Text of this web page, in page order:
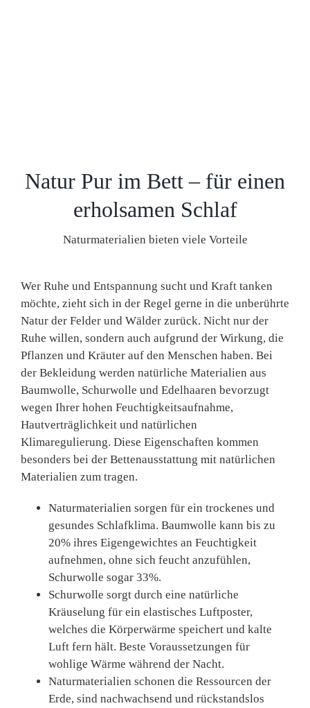
Natur Pur im Bett – für einen
erholsamen Schlaf
Naturmaterialien bieten viele Vorteile
Wer Ruhe und Entspannung sucht und Kraft tanken
möchte, zieht sich in der Regel gerne in die unberührte
Natur der Felder und Wälder zurück. Nicht nur der
Ruhe willen, sondern auch aufgrund der Wirkung, die
Pflanzen und Kräuter auf den Menschen haben. Bei
der Bekleidung werden natürliche Materialien aus
Baumwolle, Schurwolle und Edelhaaren bevorzugt
wegen Ihrer hohen Feuchtigkeitsaufnahme,
Hautverträglichkeit und natürlichen
Klimaregulierung. Diese Eigenschaften kommen
besonders bei der Bettenausstattung mit natürlichen
Materialien zum tragen.
Naturmaterialien sorgen für ein trockenes und
gesundes Schlafklima. Baumwolle kann bis zu
20% ihres Eigengewichtes an Feuchtigkeit
aufnehmen, ohne sich feucht anzufühlen,
Schurwolle sogar 33%.
Schurwolle sorgt durch eine natürliche
Kräuselung für ein elastisches Luftposter,
welches die Körperwärme speichert und kalte
Luft fern hält. Beste Voraussetzungen für
wohlige Wärme während der Nacht.
Naturmaterialien schonen die Ressourcen der
Erde, sind nachwachsend und rückstandslos